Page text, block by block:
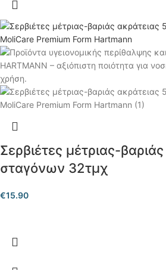
Σερβιέτες μέτριας-
σταγόνων 32τμχ
€15.90